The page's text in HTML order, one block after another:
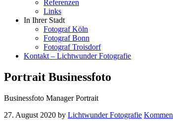
Referenzen
Links
In Ihrer Stadt
Fotograf Köln
Fotograf Bonn
Fotograf Troisdorf
Kontakt – Lichtwunder Fotografie
Portrait Businessfoto
Businessfoto Manager Portrait
27. August 2020 by Lichtwunder Fotografie